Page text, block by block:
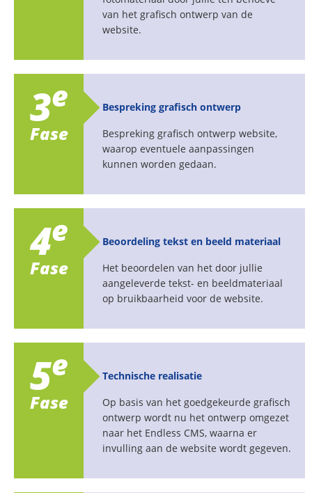
van het grafisch ontwerp van de
website.
3e
Fase
Bespreking grafisch ontwerp
Bespreking grafisch ontwerp website,
waarop eventuele aanpassingen
kunnen worden gedaan.
4e
Fase
Beoordeling tekst en beeld materiaal
Het beoordelen van het door jullie
aangeleverde tekst- en beeldmateriaal
op bruikbaarheid voor de website.
5e
Fase
Technische realisatie
Op basis van het goedgekeurde grafisch
ontwerp wordt nu het ontwerp omgezet
naar het Endless CMS, waarna er
invulling aan de website wordt gegeven.